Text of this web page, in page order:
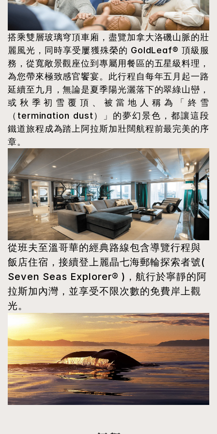
搭乘雙層玻璃穹頂車廂，盡覽加拿大洛磯山脈的壯
麗風光，同時享受屢獲殊榮的 GoldLeaf® 頂級服
務，從寬敞景觀座位到專屬用餐區的五星級料理，
為您帶來極致感官饗宴。此行程自每年五月起一路
延續至九月，無論是夏季陽光灑落下的翠綠山巒，
或秋季初雪覆頂、被當地人稱為「終雪
（termination dust）」的夢幻景色，都讓這段
鐵道旅程成為踏上阿拉斯加壯闊航程前最完美的序
章。
從班夫至溫哥華的經典路線包含導覽行程與
飯店住宿，接續登上麗晶七海郵輪探索者號(
Seven Seas Explorer® )，航行於寧靜的阿
拉斯加內灣，並享受不限次數的免費岸上觀
光。